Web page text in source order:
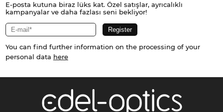
E-posta kutuna biraz lüks kat. Özel satışlar, ayrıcalıklı
kampanyalar ve daha fazlası seni bekliyor!
You can find further information on the processing of your
personal data here